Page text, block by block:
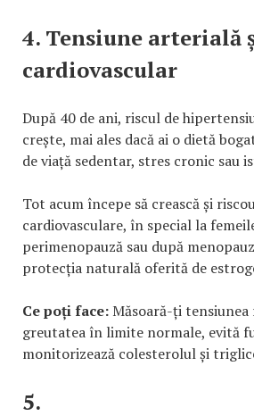
4. Tensiune arterială
cardiovascular
După 40 de ani, riscul de
crește, mai ales dacă ai o dietă
de viață sedentar, stres cronic sau
Tot acum începe să crească și
cardiovasculare, în special la
perimenopauză sau după
protecția naturală oferită de
Ce poți face:Măsoară-ți
greutatea în limite normale, evită
monitorizează colesterolul și
5.